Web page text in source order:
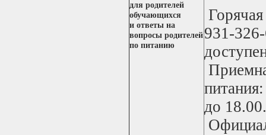
для родителей
обучающихся
и ответы на
вопросы родителей
по питанию
931-
до 18.00.